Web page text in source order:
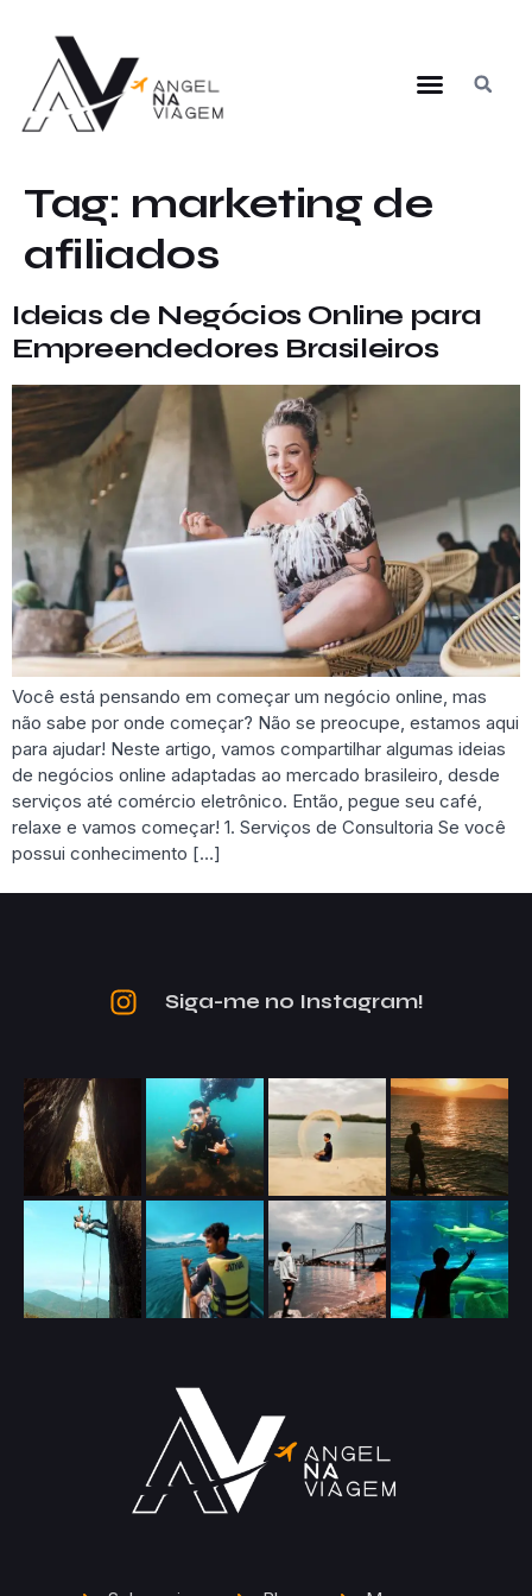
Tag: marketing de
afiliados
Ideias de Negócios Online para
Empreendedores Brasileiros
Você está pensando em começar um negócio online, mas
não sabe por onde começar? Não se preocupe, estamos aqui
para ajudar! Neste artigo, vamos compartilhar algumas ideias
de negócios online adaptadas ao mercado brasileiro, desde
serviços até comércio eletrônico. Então, pegue seu café,
relaxe e vamos começar! 1. Serviços de Consultoria Se você
possui conhecimento […]
Siga-me no Instagram!